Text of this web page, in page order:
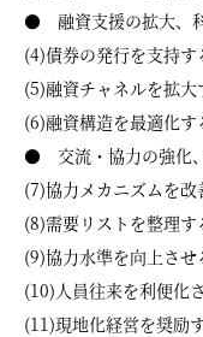
● 融資支援の拡大、
(4)債券の発行を支持す
(5)融資チャネルを拡大
(6)融資構造を最適化す
● 交流・協力の強化
(7)協力メカニズムを改
(8)需要リストを整理す
(9)協力水準を向上させ
(10)人員往来を利便化さ
(11)現地化経営を奨励す